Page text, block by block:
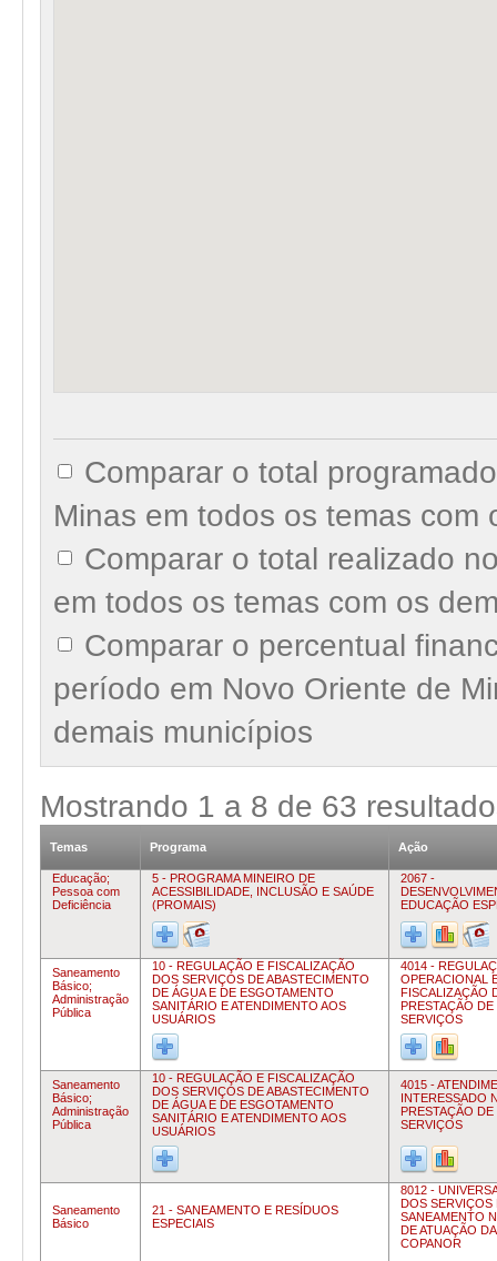
Comparar o total
Minas em todos os temas com
Comparar o total realizado
em todos os temas com os
Comparar o percentual
período em Novo Oriente de
demais municípios
Mostrando 1 a 8 de 63
Temas Programa Ação
Educação;
Pessoa com
Deficiência
5 - PROGRAMA MINEIRO DE
ACESSIBILIDADE, INCLUSÃO E SAÚDE
(PROMAIS)
2067 -
EDUCAÇÃO
Saneamento
Básico;
Administração
Pública
10 - REGULAÇÃO E FISCALIZAÇÃO
DOS SERVIÇOS DE ABASTECIMENTO
DE ÁGUA E DE ESGOTAMENTO
SANITÁRIO E ATENDIMENTO AOS
USUÁRIOS
4014 -
OPERACIONAL
FISCALIZAÇÃO
PRESTAÇÃO DE
SERVIÇOS
Saneamento
Básico;
Administração
Pública
10 - REGULAÇÃO E FISCALIZAÇÃO
DOS SERVIÇOS DE ABASTECIMENTO
DE ÁGUA E DE ESGOTAMENTO
SANITÁRIO E ATENDIMENTO AOS
USUÁRIOS
4015 -
INTERESSADO
PRESTAÇÃO DE
SERVIÇOS
Saneamento
Básico
21 - SANEAMENTO E RESÍDUOS
ESPECIAIS
8012 -
DOS SERVIÇOS
SANEAMENTO
DE ATUAÇÃO DA
COPANOR